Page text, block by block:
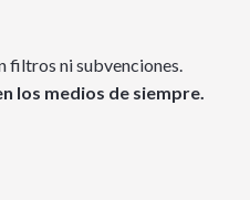
filtros ni subvenciones.
los medios de siempre.